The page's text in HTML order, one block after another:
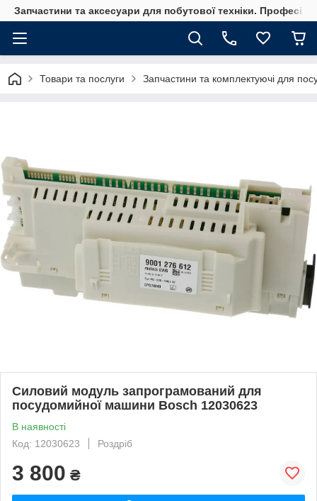
Запчастини та аксесуари для побутової техніки.
Товари та послуги Запчастини та комплектуючі для
Силовий модуль запрограмований для
посудомийної машини Bosch 12030623
В наявності
Код: 12030623
Роздріб
3 800 ₴